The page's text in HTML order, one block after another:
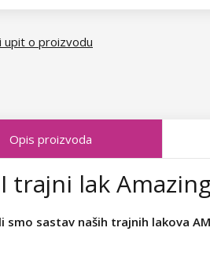
Fallen Leaves
Charm Lady
Pearl Glaze
Wild West
Sea Tide
Sea World
Shake It Up
West Coast
Autumn Kiss
upit o proizvodu
Opis proizvoda
trajni lak
smo sastav naših trajnih lakova